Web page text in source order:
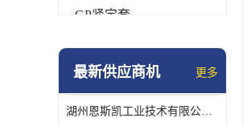
GP紧定套
SKF轴承
日本NSK进口轴承
最新供应商机 更多
湖州恩斯凯工业技术有限公司 湖州NSK轴承